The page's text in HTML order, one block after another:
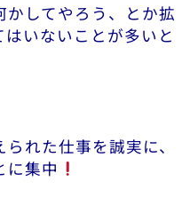
してやろう、とか拡
いないことが多いと
れた仕事を誠実に、
に集中